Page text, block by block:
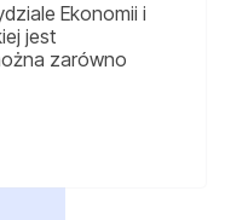
Ekonomii i
jest
zarówno